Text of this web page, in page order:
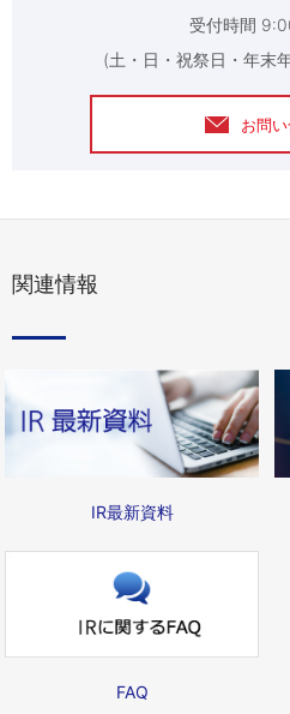
受付時間
(土・日・祝祭日・年末
お問
関連情報
IR最新資料
FAQ